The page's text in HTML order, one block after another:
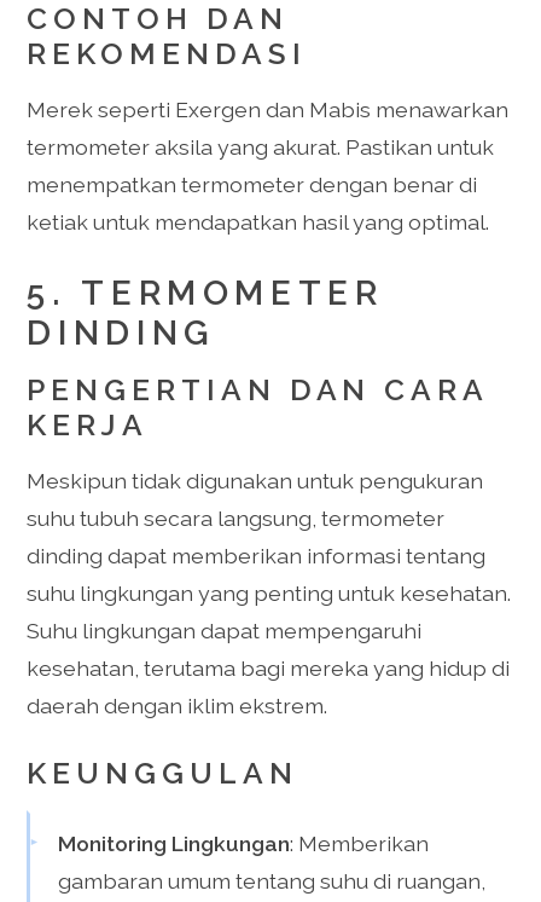
CONTOH DAN
REKOMENDASI
Merek seperti Exergen dan Mabis menawarkan
termometer aksila yang akurat. Pastikan untuk
menempatkan termometer dengan benar di
ketiak untuk mendapatkan hasil yang optimal.
5. TERMOMETER
DINDING
PENGERTIAN DAN CARA
KERJA
Meskipun tidak digunakan untuk pengukuran
suhu tubuh secara langsung, termometer
dinding dapat memberikan informasi tentang
suhu lingkungan yang penting untuk kesehatan.
Suhu lingkungan dapat mempengaruhi
kesehatan, terutama bagi mereka yang hidup di
daerah dengan iklim ekstrem.
KEUNGGULAN
Monitoring Lingkungan: Memberikan
gambaran umum tentang suhu di ruangan,